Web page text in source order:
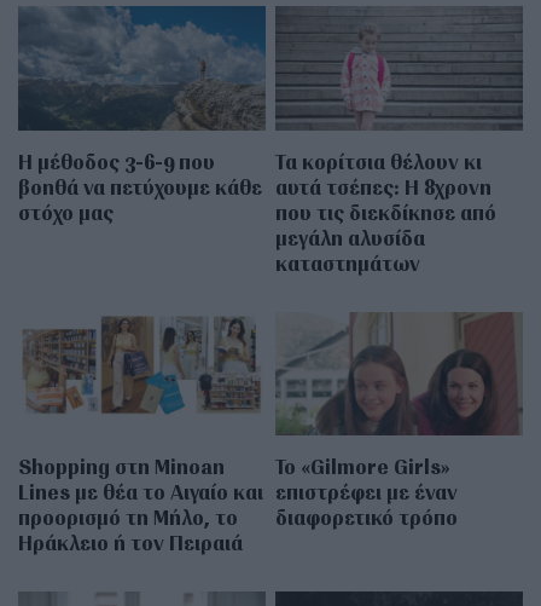
Η μέθοδος 3-6-9 που
βοηθά να πετύχουμε κάθε
στόχο μας
Τα κορίτσια θέλουν κι
αυτά τσέπες: Η 8χρονη
που τις διεκδίκησε από
μεγάλη αλυσίδα
καταστημάτων
Shopping στη Minoan
Lines με θέα το Αιγαίο και
προορισμό τη Μήλο, το
Ηράκλειο ή τον Πειραιά
Το «Gilmore Girls»
επιστρέφει με έναν
διαφορετικό τρόπο